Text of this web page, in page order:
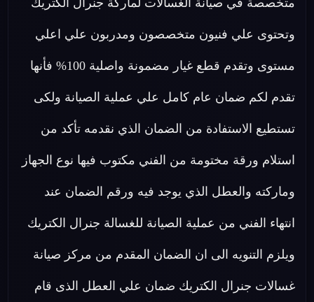
متخصصة في صيانة الغسالات لماركة جنرال الكتريك
وتحتوى علي فنيون متخصصون ومدربون علي اعلي
مستوى وتقدم قطع غيار مضمونة واصلية 100% فأنها
تقدم لكم ضمان عام كامل علي عملية الصيانة ولكى
تستطيع الاستفادة من الضمان الذي نقدمه تأكد من
استلام ورقة مختومة من الفني مكتوب فيها نوع الجهاز
وماركته والعطل الذي يوجد فيه ورقم الضمان عند
انتهاء الفني من عملية الصيانة للغسالة جنرال الكتريك
ويلزم التنويه الى ان الضمان المقدم من مركز صيانة
غسالات جنرال الكتريك ضمان علي العطل الذى قام